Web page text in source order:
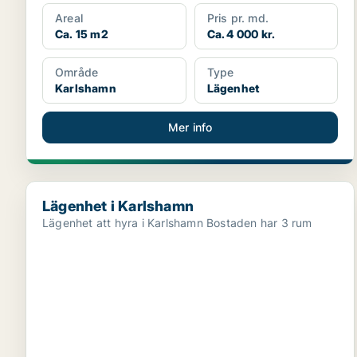
Areal
Ca. 15 m2
Pris pr. md.
Ca. 4 000 kr.
Område
Karlshamn
Type
Lägenhet
Mer info
Lägenhet i Karlshamn
Lägenhet i Karlshamn
Lägenhet att hyra i Karlshamn Bostaden har 3 rum